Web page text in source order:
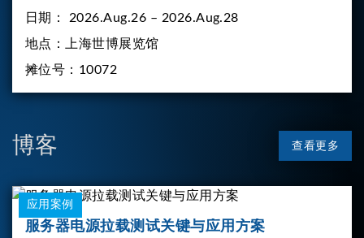
日期：
2026.Aug.26 – 2026.Aug.28
地点：
上海世博展览馆
摊位号： 10072
博客 查看更多
应用案例
服务器电源拉载测试关键与应用方案